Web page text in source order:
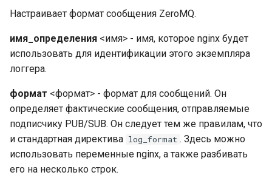
Настраивает формат сообщения ZeroMQ.
имя_определения <имя> - имя, которое nginx будет
использовать для идентификации этого экземпляра
логгера.
формат <формат> - формат для сообщений. Он
определяет фактические сообщения, отправляемые
подписчику PUB/SUB. Он следует тем же правилам, что
и стандартная директива log_format . Здесь можно
использовать переменные nginx, а также разбивать
его на несколько строк.